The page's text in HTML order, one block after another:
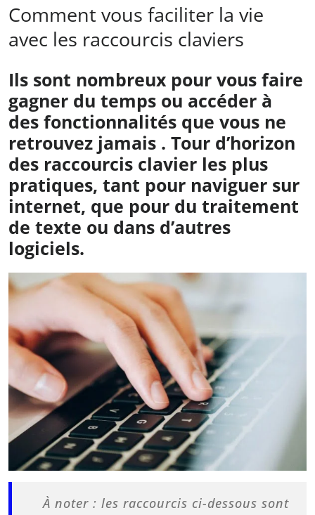
Comment vous faciliter la vie
avec les raccourcis claviers
Ils sont nombreux pour vous faire
gagner du temps ou accéder à
des fonctionnalités que vous ne
retrouvez jamais . Tour d’horizon
des raccourcis clavier les plus
pratiques, tant pour naviguer sur
internet, que pour du traitement
de texte ou dans d’autres
logiciels.
À noter : les raccourcis ci-dessous sont